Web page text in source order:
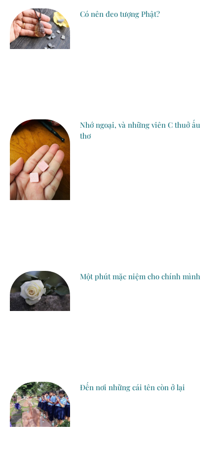
Có nên đeo tượng Phật?
Nhớ ngoại, và những viên C thuở ấu
thơ
Một phút mặc niệm cho chính mình
Đến nơi những cái tên còn ở lại